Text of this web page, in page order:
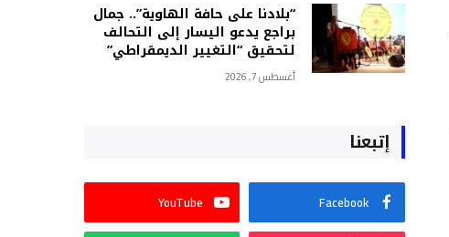
“بلادنا على حافة الهاوية”.. جمال
براجع يدعو اليسار إلى التحالف
لتحقيق “التغيير الديمقراطي”
أغسطس 7, 2026
إتبعنا
Facebook
YouTube